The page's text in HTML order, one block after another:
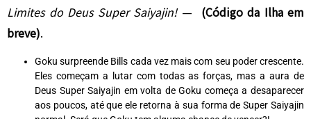
Limites do Deus Super Saiyajin! — (Código da Ilha em
breve).
Goku surpreende Bills cada vez mais com seu poder crescente.
Eles começam a lutar com todas as forças, mas a aura de
Deus Super Saiyajin em volta de Goku começa a desaparecer
aos poucos, até que ele retorna à sua forma de Super Saiyajin